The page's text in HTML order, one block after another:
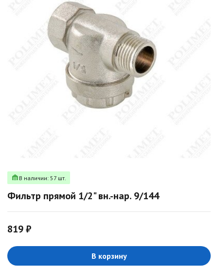
В наличии: 57 шт.
Фильтр прямой 1/2" вн.-нар. 9/144
819 ₽
В корзину